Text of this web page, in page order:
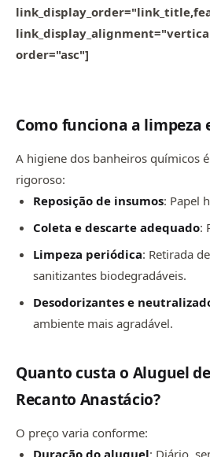
order="asc"]
Como funciona a limpeza
A higiene dos banheiros químicos
rigoroso:
Reposição de insumos: Papel
Coleta e descarte adequado:
Limpeza periódica: Retirada
sanitizantes biodegradáveis.
Desodorizantes e
ambiente mais agradável.
Quanto custa o Aluguel
Recanto Anastácio?
O preço varia conforme: